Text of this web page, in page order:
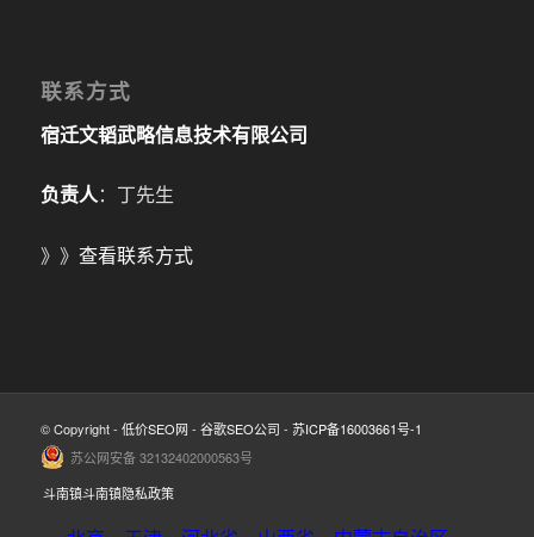
联系方式
宿迁文韬武略信息技术有限公司
负责人：丁先生
》》 查看联系方式
© Copyright - 低价SEO网 - 谷歌SEO公司 - 苏ICP备16003661号-1
苏公网安备 32132402000563号
斗南镇斗南镇隐私政策